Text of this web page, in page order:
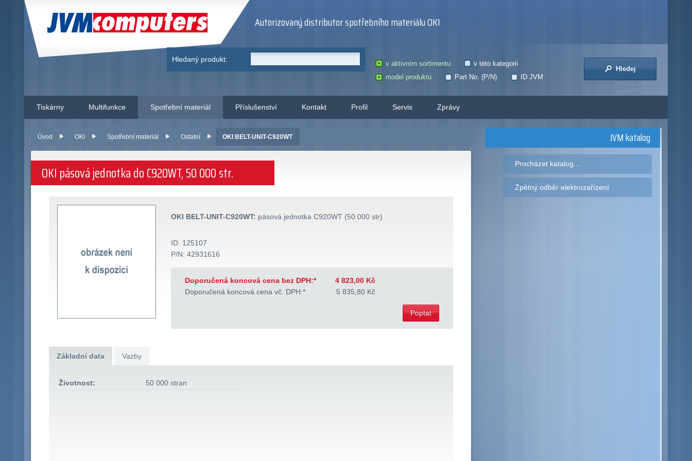
JVM Computers Autorizovaný distributor spotřebního materiálu OKI
Hledaný produkt:
v aktivním sortimentu
v této kategorii
model produktu
Part No. (P/N) ID JVM
Hledej
Tiskárny Multifunkce Spotřební materiál Příslušenství Kontakt Profil Servis Zprávy
Úvod OKI Spotřební materiál Ostatní OKI BELT-UNIT-C920WT
OKI pásová jednotka do C920WT, 50 000 str.
OKI BELT-UNIT-C920WT: pásová jednotka C920WT (50.000 str)
ID: 125107
P/N: 42931616
Doporučená koncová cena bez DPH:*
4 823,00 Kč
Doporučená koncová cena vč. DPH:*
5 835,80 Kč
Poptat
Základní data Vazby
Životnost: 50 000 stran
JVM katalog
Procházet katalog...
Zpětný odběr elektrozařízení